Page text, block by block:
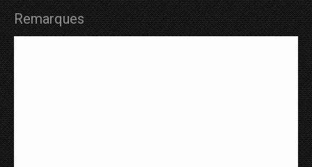
Remarques